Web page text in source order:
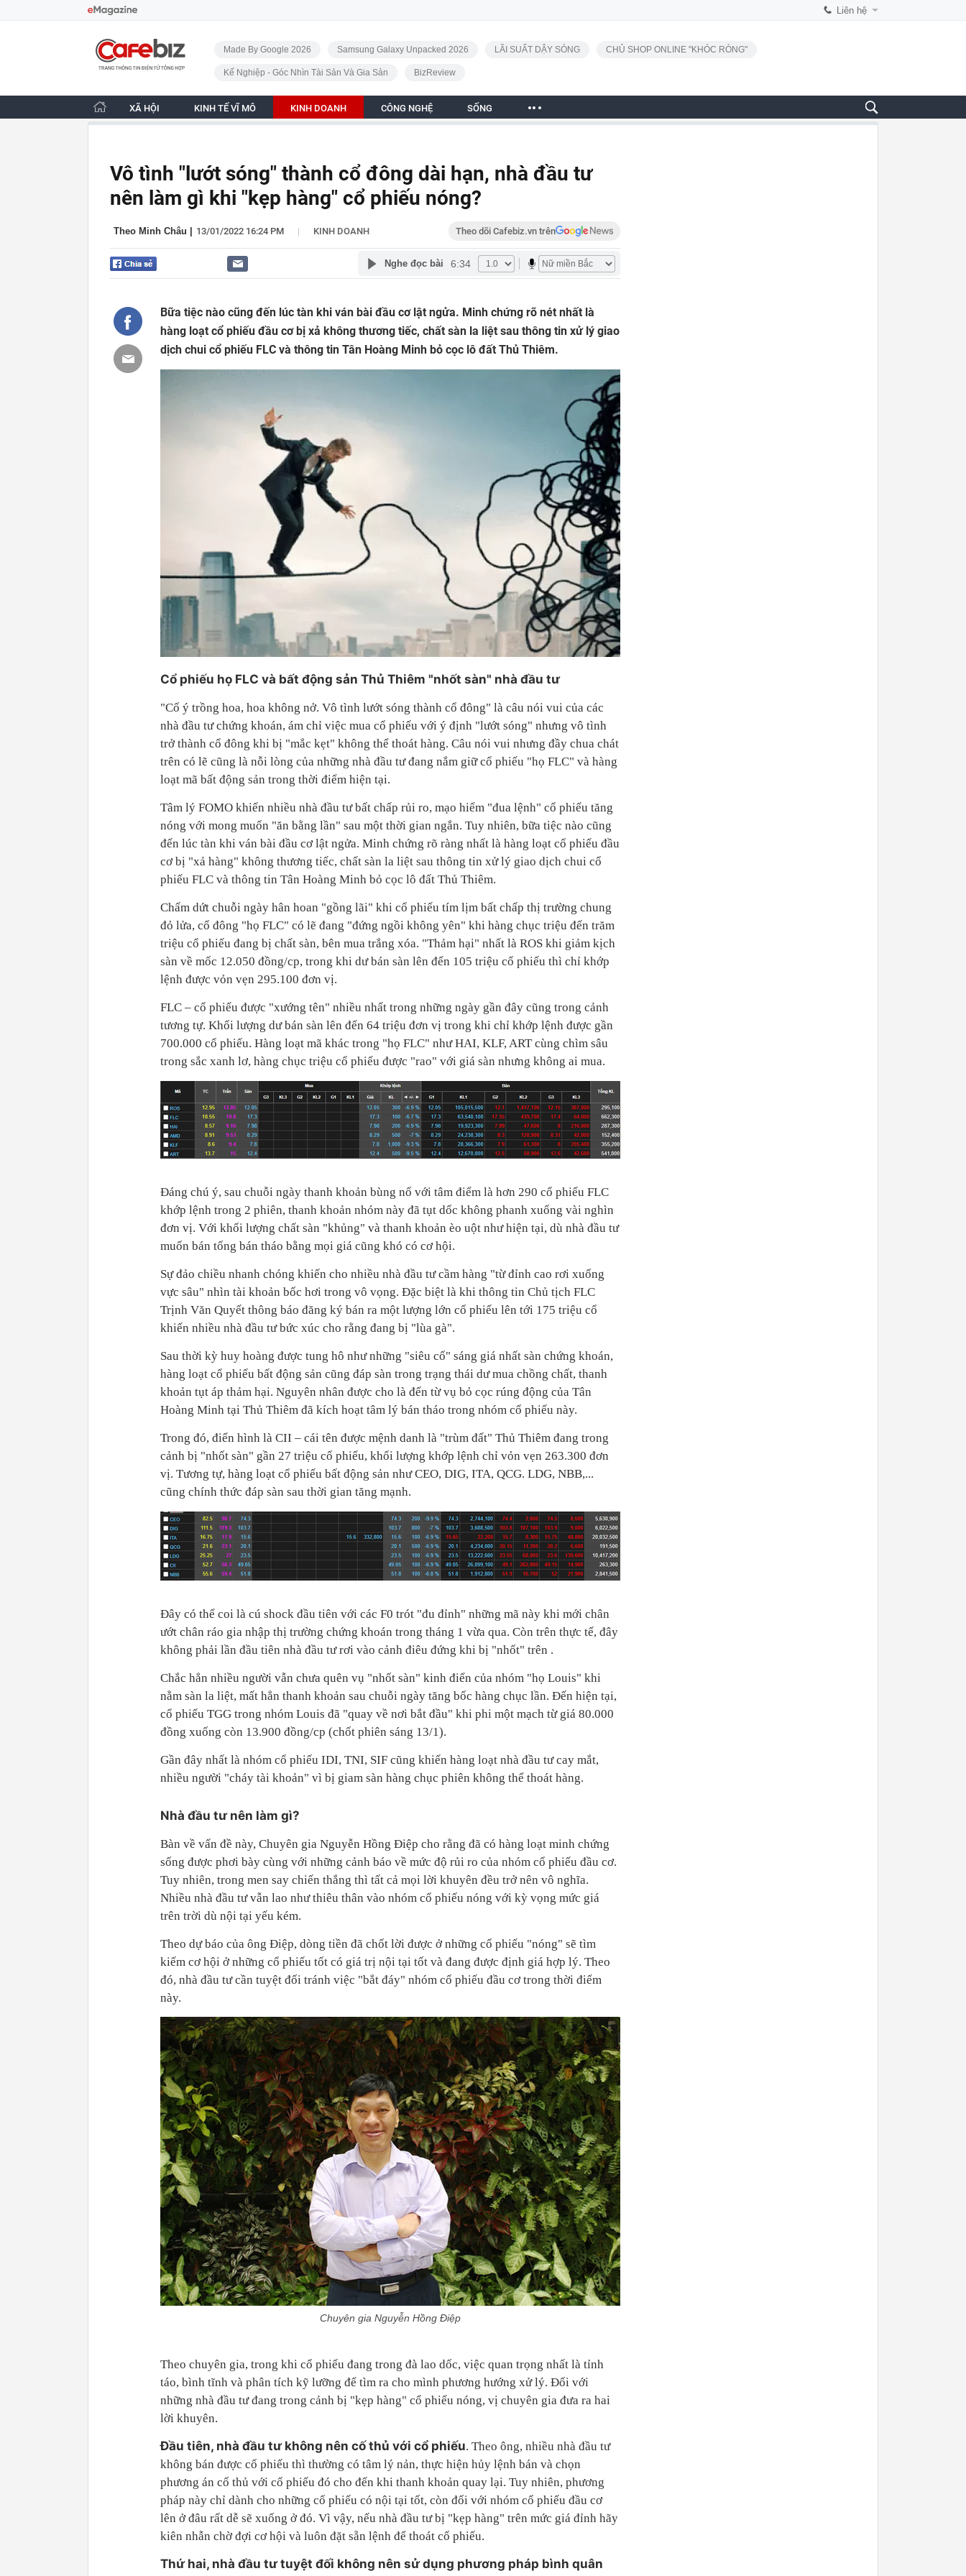
Liên hệ
CafeBiz - Trang chủ
Made By Google 2026 Samsung Galaxy Unpacked 2026 LÃI SUẤT DẬY SÓNG CHỦ SHOP ONLINE "KHÓC RÒNG"
Kế Nghiệp - Góc Nhìn Tài Sản Và Gia Sản BizReview
XÃ HỘI KINH TẾ VĨ MÔ KINH DOANH CÔNG NGHỆ SỐNG
Vô tình "lướt sóng" thành cổ đông dài hạn, nhà đầu tư
nên làm gì khi "kẹp hàng" cổ phiếu nóng?
Theo Minh Châu 13/01/2022 16:24 PM | KINH DOANH Theo dõi Cafebiz.vn trên
Nghe đọc bài 6:34
Bữa tiệc nào cũng đến lúc tàn khi ván bài đầu cơ lật ngửa. Minh chứng rõ nét nhất là
hàng loạt cổ phiếu đầu cơ bị xả không thương tiếc, chất sàn la liệt sau thông tin xử lý giao
dịch chui cổ phiếu FLC và thông tin Tân Hoàng Minh bỏ cọc lô đất Thủ Thiêm.
Cổ phiếu họ FLC và bất động sản Thủ Thiêm "nhốt sàn" nhà đầu tư
"Cố ý trồng hoa, hoa không nở. Vô tình lướt sóng thành cổ đông" là câu nói vui của các
nhà đầu tư chứng khoán, ám chỉ việc mua cổ phiếu với ý định "lướt sóng" nhưng vô tình
trở thành cổ đông khi bị "mắc kẹt" không thể thoát hàng. Câu nói vui nhưng đầy chua chát
trên có lẽ cũng là nỗi lòng của những nhà đầu tư đang nắm giữ cổ phiếu "họ FLC" và hàng
loạt mã bất động sản trong thời điểm hiện tại.
Tâm lý FOMO khiến nhiều nhà đầu tư bất chấp rủi ro, mạo hiểm "đua lệnh" cổ phiếu tăng
nóng với mong muốn "ăn bằng lần" sau một thời gian ngắn. Tuy nhiên, bữa tiệc nào cũng
đến lúc tàn khi ván bài đầu cơ lật ngửa. Minh chứng rõ ràng nhất là hàng loạt cổ phiếu đầu
cơ bị "xả hàng" không thương tiếc, chất sàn la liệt sau thông tin xử lý giao dịch chui cổ
phiếu FLC và thông tin Tân Hoàng Minh bỏ cọc lô đất Thủ Thiêm.
Chấm dứt chuỗi ngày hân hoan "gồng lãi" khi cổ phiếu tím lịm bất chấp thị trường chung
đỏ lửa, cổ đông "họ FLC" có lẽ đang "đứng ngồi không yên" khi hàng chục triệu đến trăm
triệu cổ phiếu đang bị chất sàn, bên mua trắng xóa. "Thảm hại" nhất là ROS khi giảm kịch
sàn về mốc 12.050 đồng/cp, trong khi dư bán sàn lên đến 105 triệu cổ phiếu thì chỉ khớp
lệnh được vỏn vẹn 295.100 đơn vị.
FLC – cổ phiếu được "xướng tên" nhiều nhất trong những ngày gần đây cũng trong cảnh
tương tự. Khối lượng dư bán sàn lên đến 64 triệu đơn vị trong khi chỉ khớp lệnh được gần
700.000 cổ phiếu. Hàng loạt mã khác trong "họ FLC" như HAI, KLF, ART cùng chìm sâu
trong sắc xanh lơ, hàng chục triệu cổ phiếu được "rao" với giá sàn nhưng không ai mua.
Đáng chú ý, sau chuỗi ngày thanh khoản bùng nổ với tâm điểm là hơn 290 cổ phiếu FLC
khớp lệnh trong 2 phiên, thanh khoản nhóm này đã tụt dốc không phanh xuống vài nghìn
đơn vị. Với khối lượng chất sàn "khủng" và thanh khoản èo uột như hiện tại, dù nhà đầu tư
muốn bán tống bán tháo bằng mọi giá cũng khó có cơ hội.
Sự đảo chiều nhanh chóng khiến cho nhiều nhà đầu tư cầm hàng "từ đỉnh cao rơi xuống
vực sâu" nhìn tài khoản bốc hơi trong vô vọng. Đặc biệt là khi thông tin Chủ tịch FLC
Trịnh Văn Quyết thông báo đăng ký bán ra một lượng lớn cổ phiếu lên tới 175 triệu cổ
khiến nhiều nhà đầu tư bức xúc cho rằng đang bị "lùa gà".
Sau thời kỳ huy hoàng được tung hô như những "siêu cổ" sáng giá nhất sàn chứng khoán,
hàng loạt cổ phiếu bất động sản cũng đáp sàn trong trạng thái dư mua chồng chất, thanh
khoản tụt áp thảm hại. Nguyên nhân được cho là đến từ vụ bỏ cọc rúng động của Tân
Hoàng Minh tại Thủ Thiêm đã kích hoạt tâm lý bán tháo trong nhóm cổ phiếu này.
Trong đó, điển hình là CII – cái tên được mệnh danh là "trùm đất" Thủ Thiêm đang trong
cảnh bị "nhốt sàn" gần 27 triệu cổ phiếu, khối lượng khớp lệnh chỉ vỏn vẹn 263.300 đơn
vị. Tương tự, hàng loạt cổ phiếu bất động sản như CEO, DIG, ITA, QCG. LDG, NBB,...
cũng chính thức đáp sàn sau thời gian tăng mạnh.
Đây có thể coi là cú shock đầu tiên với các F0 trót "đu đỉnh" những mã này khi mới chân
ướt chân ráo gia nhập thị trường chứng khoán trong tháng 1 vừa qua. Còn trên thực tế, đây
không phải lần đầu tiên nhà đầu tư rơi vào cảnh điêu đứng khi bị "nhốt" trên .
Chắc hẳn nhiều người vẫn chưa quên vụ "nhốt sàn" kinh điển của nhóm "họ Louis" khi
nằm sàn la liệt, mất hẳn thanh khoản sau chuỗi ngày tăng bốc hàng chục lần. Đến hiện tại,
cổ phiếu TGG trong nhóm Louis đã "quay về nơi bắt đầu" khi phi một mạch từ giá 80.000
đồng xuống còn 13.900 đồng/cp (chốt phiên sáng 13/1).
Gần đây nhất là nhóm cổ phiếu IDI, TNI, SIF cũng khiến hàng loạt nhà đầu tư cay mắt,
nhiều người "cháy tài khoản" vì bị giam sàn hàng chục phiên không thể thoát hàng.
Nhà đầu tư nên làm gì?
Bàn về vấn đề này, Chuyên gia Nguyễn Hồng Điệp cho rằng đã có hàng loạt minh chứng
sống được phơi bày cùng với những cảnh báo về mức độ rủi ro của nhóm cổ phiếu đầu cơ.
Tuy nhiên, trong men say chiến thắng thì tất cả mọi lời khuyên đều trở nên vô nghĩa.
Nhiều nhà đầu tư vẫn lao như thiêu thân vào nhóm cổ phiếu nóng với kỳ vọng mức giá
trên trời dù nội tại yếu kém.
Theo dự báo của ông Điệp, dòng tiền đã chốt lời được ở những cổ phiếu "nóng" sẽ tìm
kiếm cơ hội ở những cổ phiếu tốt có giá trị nội tại tốt và đang được định giá hợp lý. Theo
đó, nhà đầu tư cần tuyệt đối tránh việc "bắt đáy" nhóm cổ phiếu đầu cơ trong thời điểm
này.
Chuyên gia Nguyễn Hồng Điệp
Theo chuyên gia, trong khi cổ phiếu đang trong đà lao dốc, việc quan trọng nhất là tỉnh
táo, bình tĩnh và phân tích kỹ lưỡng để tìm ra cho mình phương hướng xử lý. Đối với
những nhà đầu tư đang trong cảnh bị "kẹp hàng" cổ phiếu nóng, vị chuyên gia đưa ra hai
lời khuyên.
Đầu tiên, nhà đầu tư không nên cố thủ với cổ phiếu. Theo ông, nhiều nhà đầu tư
không bán được cổ phiếu thì thường có tâm lý nản, thực hiện hủy lệnh bán và chọn
phương án cố thủ với cổ phiếu đó cho đến khi thanh khoản quay lại. Tuy nhiên, phương
pháp này chỉ dành cho những cổ phiếu có nội tại tốt, còn đối với nhóm cổ phiếu đầu cơ
lên ở đâu rất dễ sẽ xuống ở đó. Vì vậy, nếu nhà đầu tư bị "kẹp hàng" trên mức giá đỉnh hãy
kiên nhẫn chờ đợi cơ hội và luôn đặt sẵn lệnh để thoát cổ phiếu.
Thứ hai, nhà đầu tư tuyệt đối không nên sử dụng phương pháp bình quân